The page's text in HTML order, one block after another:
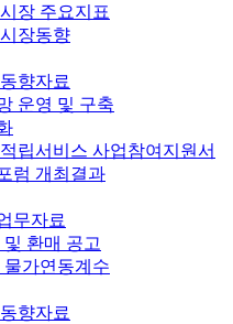
장 주요지표
장동향
향자료
운영 및 구축
립서비스 사업참여지원서
럼 개최결과
무자료
환매 공고
물가연동계수
향자료